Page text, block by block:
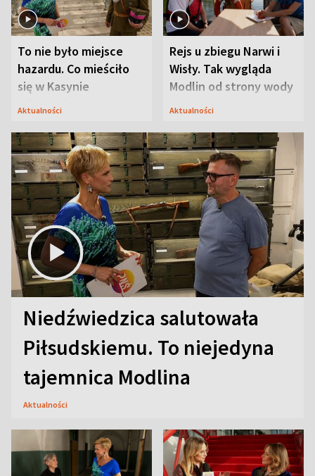
To nie było miejsce
hazardu. Co mieściło
się w Kasynie
Oficerskim?
Aktualności
Rejs u zbiegu Narwi i
Wisły. Tak wygląda
Modlin od strony wody
Aktualności
Niedźwiedzica salutowała
Piłsudskiemu. To niejedyna
tajemnica Modlina
Aktualności